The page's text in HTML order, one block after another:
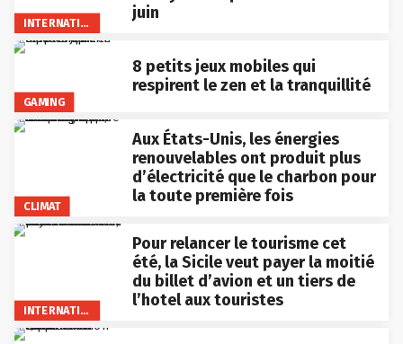
INTERNATIONAL
juin
GAMING
8 petits jeux mobiles qui
respirent le zen et la tranquillité
CLIMAT
Aux États-Unis, les énergies
renouvelables ont produit plus
d’électricité que le charbon pour
la toute première fois
INTERNATIONAL
Pour relancer le tourisme cet
été, la Sicile veut payer la moitié
du billet d’avion et un tiers de
l’hotel aux touristes